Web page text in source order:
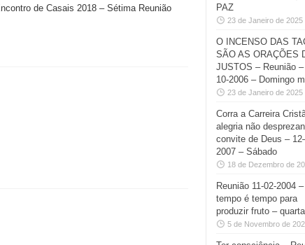
de Casais 2018 – Sétima Reunião
PAZ
23 de Janeiro de 2025
O INCENSO DAS
SÃO AS ORAÇÕES
JUSTOS – Reunião
10-2006 – Domingo
23 de Janeiro de 2025
Corra a Carreira
alegria não
convite de Deus –
2007 – Sábado
18 de Dezembro de
Reunião 11-02-2004
tempo é tempo para
produzir fruto – quarta
5 de Novembro de